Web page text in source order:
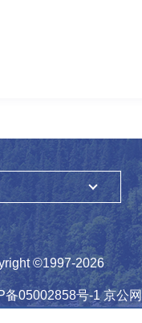
©1997-2026
备05002858号-1 京公